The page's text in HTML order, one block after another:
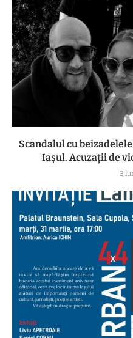
Scandalul cu
Iașul. Acuzații de
3